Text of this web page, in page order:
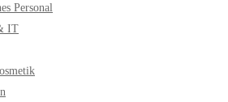
Personal
IT